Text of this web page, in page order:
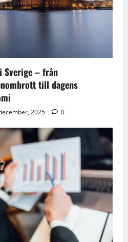
– från
till dagens
2025 0